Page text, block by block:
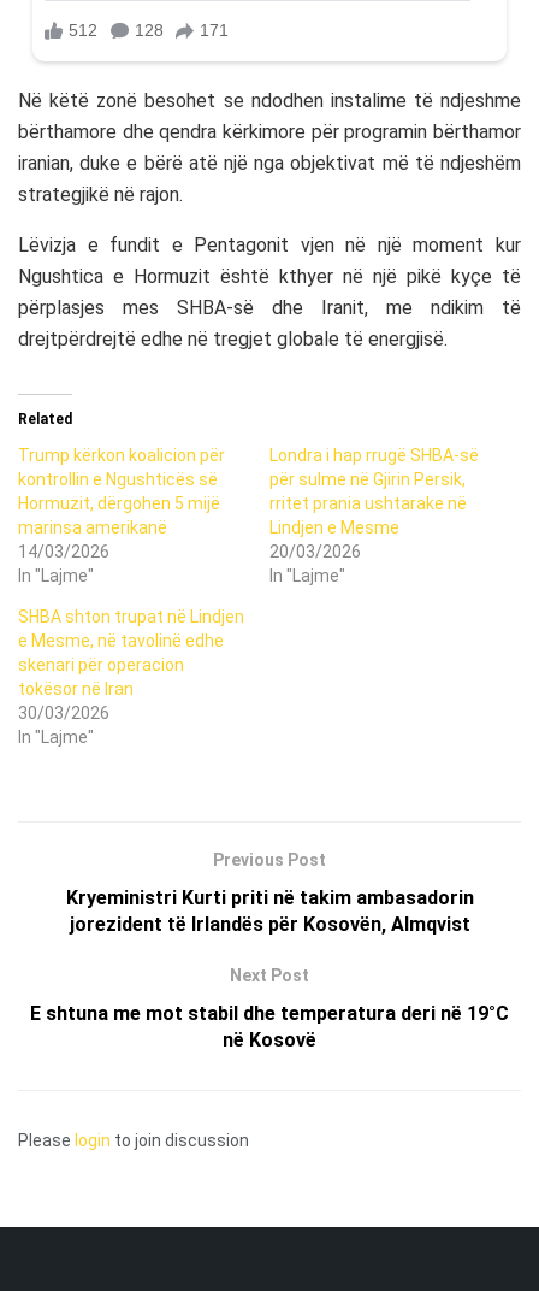
Në këtë zonë besohet se ndodhen instalime të ndjeshme
bërthamore dhe qendra kërkimore për programin bërthamor
iranian, duke e bërë atë një nga objektivat më të ndjeshëm
strategjikë në rajon.
Lëvizja e fundit e Pentagonit vjen në një moment kur
Ngushtica e Hormuzit është kthyer në një pikë kyçe të
përplasjes mes SHBA-së dhe Iranit, me ndikim të
drejtpërdrejtë edhe në tregjet globale të energjisë.
Related
Trump kërkon koalicion për
kontrollin e Ngushticës së
Hormuzit, dërgohen 5 mijë
marinsa amerikanë
14/03/2026
In "Lajme"
Londra i hap rrugë SHBA-së
për sulme në Gjirin Persik,
rritet prania ushtarake në
Lindjen e Mesme
20/03/2026
In "Lajme"
SHBA shton trupat në Lindjen
e Mesme, në tavolinë edhe
skenari për operacion
tokësor në Iran
30/03/2026
In "Lajme"
Previous Post
Kryeministri Kurti priti në takim ambasadorin
jorezident të Irlandës për Kosovën, Almqvist
Next Post
E shtuna me mot stabil dhe temperatura deri në 19°C
në Kosovë
Please login to join discussion